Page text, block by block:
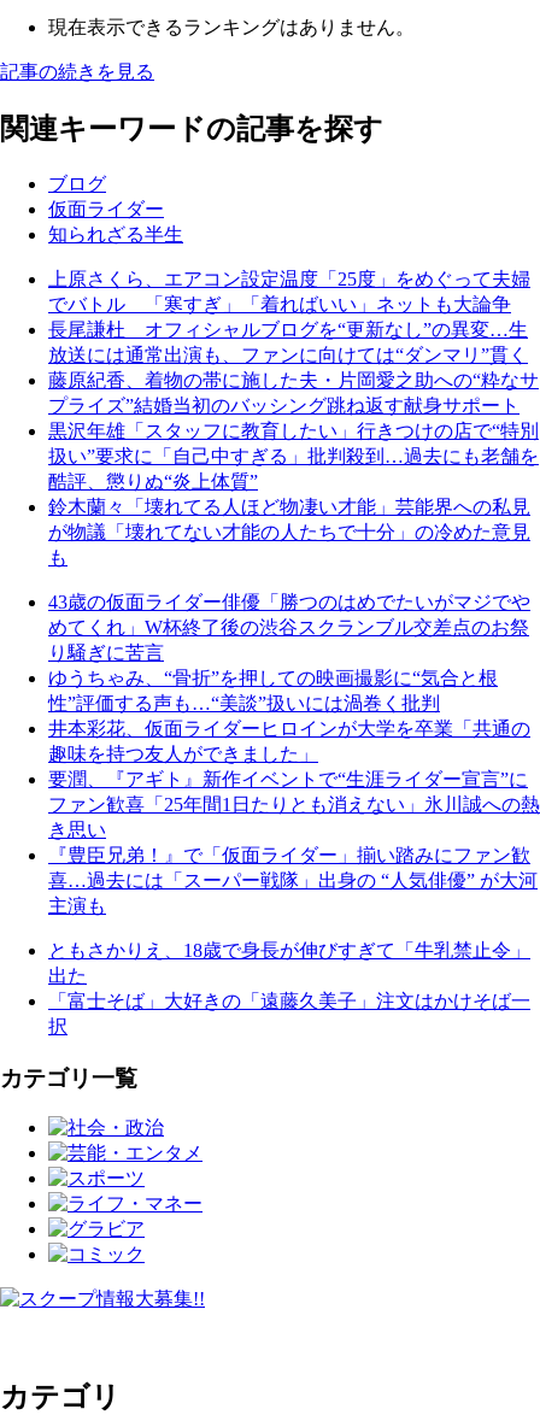
現在表示できるランキングはありません。
記事の続きを見る
関連キーワードの記事を探す
ブログ
仮面ライダー
知られざる半生
上原さくら、エアコン設定温度「25度」をめぐって夫婦
でバトル 「寒すぎ」「着ればいい」ネットも大論争
長尾謙杜 オフィシャルブログを“更新なし”の異変…生
放送には通常出演も、ファンに向けては“ダンマリ”貫く
藤原紀香、着物の帯に施した夫・片岡愛之助への“粋なサ
プライズ”結婚当初のバッシング跳ね返す献身サポート
黒沢年雄「スタッフに教育したい」行きつけの店で“特別
扱い”要求に「自己中すぎる」批判殺到…過去にも老舗を
酷評、懲りぬ“炎上体質”
鈴木蘭々「壊れてる人ほど物凄い才能」芸能界への私見
が物議「壊れてない才能の人たちで十分」の冷めた意見
も
43歳の仮面ライダー俳優「勝つのはめでたいがマジでや
めてくれ」W杯終了後の渋谷スクランブル交差点のお祭
り騒ぎに苦言
ゆうちゃみ、“骨折”を押しての映画撮影に“気合と根
性”評価する声も…“美談”扱いには渦巻く批判
井本彩花、仮面ライダーヒロインが大学を卒業「共通の
趣味を持つ友人ができました」
要潤、『アギト』新作イベントで“生涯ライダー宣言”に
ファン歓喜「25年間1日たりとも消えない」氷川誠への熱
き思い
『豊臣兄弟！』で「仮面ライダー」揃い踏みにファン歓
喜…過去には「スーパー戦隊」出身の “人気俳優” が大河
主演も
ともさかりえ、18歳で身長が伸びすぎて「牛乳禁止令」
出た
「富士そば」大好きの「遠藤久美子」注文はかけそば一
択
カテゴリ一覧
カテゴリ